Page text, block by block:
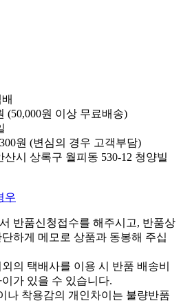
(50,000원 이상 무료배송)
원 (변심의 경우 고객부담)
산시 상록구 월피동 530-12 청양빌
우
반품신청접수를 해주시고, 반품상
하게 메모로 상품과 동봉해 주십
의 택배사를 이용 시 반품 배송비
가 있을 수 있습니다.
나 착용감의 개인차이는 불량반품